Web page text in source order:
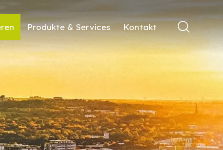
Produkte & Services Kontakt